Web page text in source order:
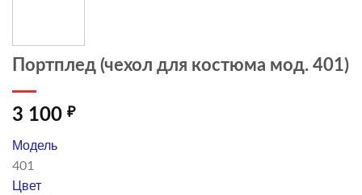
Портплед (чехол для костюма мод. 401)
3 100 ₽
Модель
401
Цвет